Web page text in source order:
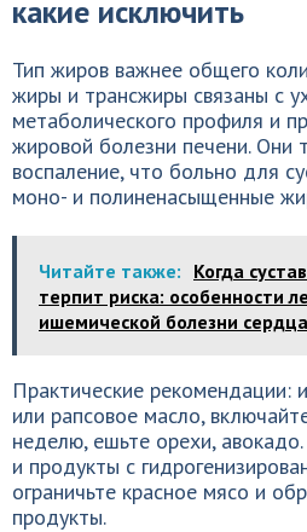
какие исключить
Тип жиров важнее общего
жиры и трансжиры связаны с
метаболического профиля и
жировой болезни печени. Они
воспаление, что больно для
моно- и полиненасыщенные
Читайте также: Когда
терпит риска: особенности
ишемической болезни сердца
Практические рекомендации:
или рапсовое масло,
неделю, ешьте орехи,
и продукты с
ограничьте красное мясо и
продукты.